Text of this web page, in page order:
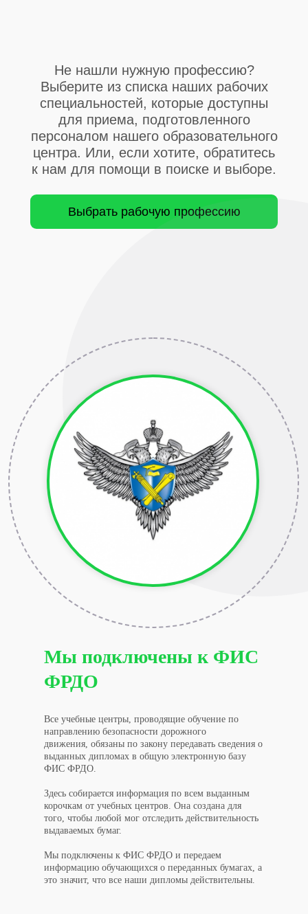
Не нашли нужную профессию?
Выберите из списка наших рабочих
специальностей, которые доступны
для приема, подготовленного
персоналом нашего образовательного
центра. Или, если хотите, обратитесь
к нам для помощи в поиске и выборе.
Выбрать рабочую профессию
Все учебные центры, проводящие обучение по
направлению безопасности дорожного
движения, обязаны по закону передавать сведения о
выданных дипломах в общую электронную базу
ФИС ФРДО.
Здесь собирается информация по всем выданным
корочкам от учебных центров. Она создана для
того, чтобы любой мог отследить действительность
выдаваемых бумаг.
Мы подключены к ФИС ФРДО и передаем
информацию обучающихся о переданных бумагах, а
это значит, что все наши дипломы действительны.
Мы подключены к ФИС
ФРДО